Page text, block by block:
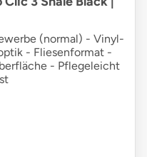
(normal) - Vinyl-
- Fliesenformat -
- Pflegeleicht